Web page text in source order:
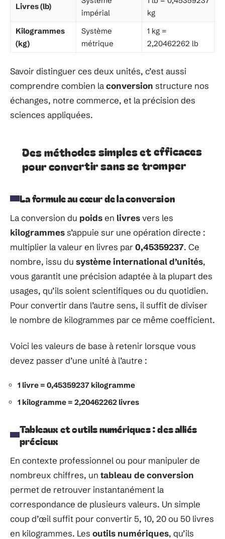
Livres (lb)
impérial
kg
Kilogrammes
(kg)
Système
métrique
1 kg =
2,20462262 lb
Savoir distinguer ces deux unités, c’est aussi
comprendre combien laconversion structure nos
échanges, notre commerce, et la précision des
sciences appliquées.
Des méthodes simples et efficaces
pour convertir sans se tromper
La formule au cœur de la conversion
La conversion du poidsen livresvers les
kilogrammess’appuie sur une opération directe :
multiplier la valeur en livres par0,45359237. Ce
nombre, issu du système international d’unités,
vous garantit une précision adaptée à la plupart des
usages, qu’ils soient scientifiques ou du quotidien.
Pour convertir dans l’autre sens, il suffit de diviser
le nombre de kilogrammes par ce même coefficient.
Voici les valeurs de base à retenir lorsque vous
devez passer d’une unité à l’autre :
1 livre = 0,45359237 kilogramme
1 kilogramme = 2,20462262 livres
Tableaux et outils numériques : des alliés
précieux
En contexte professionnel ou pour manipuler de
nombreux chiffres, un tableau de conversion
permet de retrouver instantanément la
correspondance de plusieurs valeurs. Un simple
coup d’œil suffit pour convertir 5, 10, 20 ou 50 livres
en kilogrammes. Les outils numériques, qu’ils